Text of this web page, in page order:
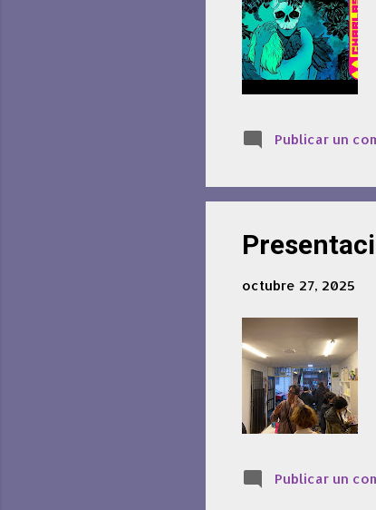
Publicar un
octubre 27, 2025
Publicar un